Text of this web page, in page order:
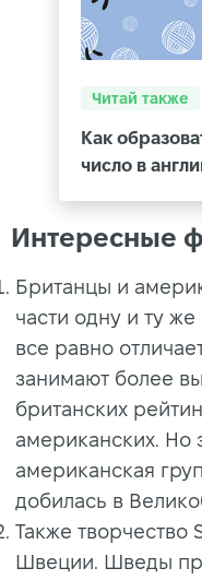
Читай также
Как
число в
Интересные
Британцы и
части одну и ту
все равно
занимают более
британских
американских. Но
американская
добилась в
Также творчество
Швеции. Шведы